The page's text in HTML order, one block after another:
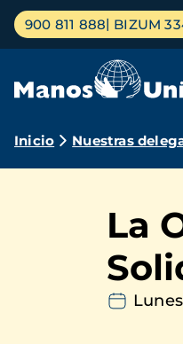
Pasar
contenido
Menú
principal
900 811 888 BIZUM
Ruta
Inicio Nuestras
La